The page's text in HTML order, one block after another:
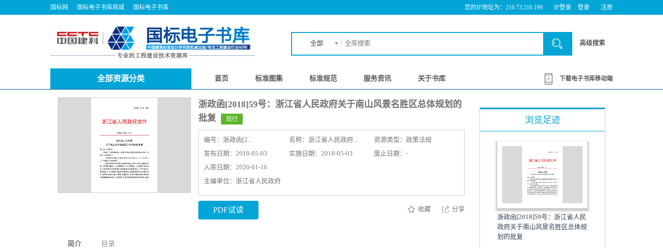
国标网 国标电子书库商城 国标电子书库 您的IP地址为：216.73.216.199 IP登录 登录 注册
全部 高级搜索
全部资源分类 首页 标准图集 标准规范 服务资讯 关于书库 下载电子书库移动端
浙政函[2018]59号：浙江省人民政府关于南山风景名胜区总体规划的
批复
现行
编号： 浙政函[2... 名称： 浙江省人民政府...
资源类型：政策法规
发布日期：2018-05-03
实施日期：2018-05-03
废止日期：-
入库日期：2020-01-16
主编单位：浙江省人民政府
PDF试读 收藏 分享
简介 目录
浏览足迹
浙政函[2018]59号：浙江省人民
政府关于南山风景名胜区总体规
划的批复